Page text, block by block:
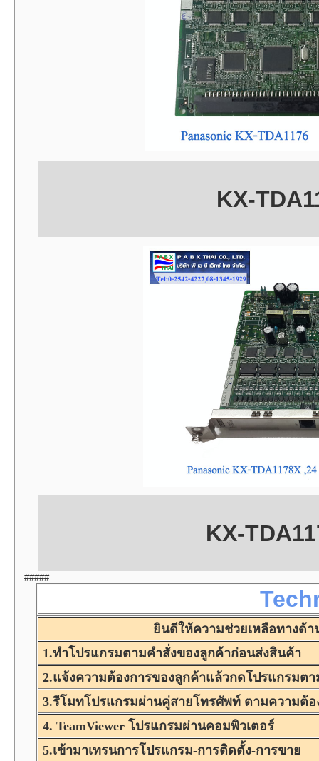
KX-
KX-
#####
ยินดีให้ความช่วยเหลือทางด้
1.ทำโปรแกรมตามคำสั่งของลูกค้าก่อนส่งสินค้า
2.แจ้งความต้องการของลูกค้าแล้วกดโปรแกรมตา
3.รีโมทโปรแกรมผ่านคู่สายโทรศัพท์ ตามความต้อ
4. TeamViewer โปรแกรมผ่านคอมพิวเตอร์
5.เข้ามาเทรนการโปรแกรม-การติดตั้ง-การขาย